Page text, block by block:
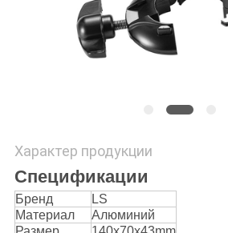
Характер продукции
Спецификации
Бренд
LS
Материал
Алюминий